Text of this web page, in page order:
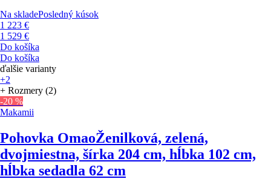
Na skladePosledný kúsok
1 223 €
1 529 €
Do košíka
Do košíka
ďalšie varianty
+2
+ Rozmery (2)
-20 %
Makamii
Pohovka OmaoŽenilková, zelená,
dvojmiestna, šírka 204 cm, hĺbka 102 cm,
hĺbka sedadla 62 cm